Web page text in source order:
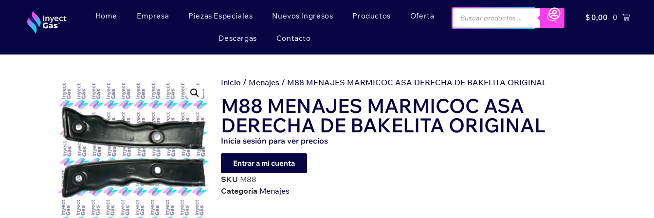
Home Empresa Piezas Especiales Nuevos Ingresos Productos Oferta
Descargas Contacto
$0,00 0
Inicio / Menajes / M88 MENAJES MARMICOC ASA DERECHA DE BAKELITA ORIGINAL
M88 MENAJES MARMICOC ASA
DERECHA DE BAKELITA ORIGINAL
Inicia sesión para ver precios
Entrar a mi cuenta
SKU M88
Categoría Menajes